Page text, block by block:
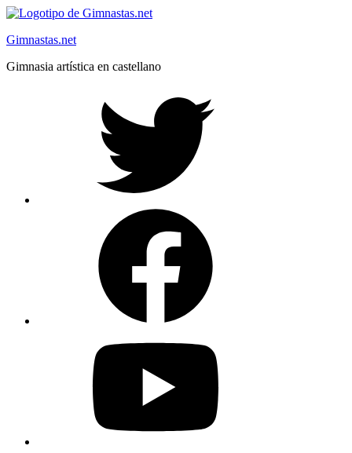
Saltar
contenido
Gimnastas.net
Gimnasia artística en castellano